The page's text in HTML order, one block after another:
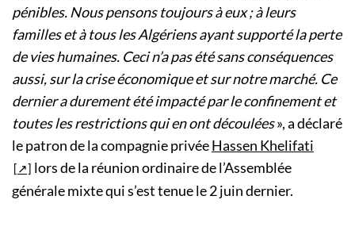
pénibles. Nous pensons toujours à eux ; à leurs
familles et à tous les Algériens ayant supporté la perte
de vies humaines. Ceci n’a pas été sans conséquences
aussi, sur la crise économique et sur notre marché. Ce
dernier a durement été impacté par le confinement et
toutes les restrictions qui en ont découlées», a déclaré
le patron de la compagnie privéeHassen Khelifati
lors de la réunion ordinaire de l’Assemblée
générale mixte qui s’est tenue le 2 juin dernier.